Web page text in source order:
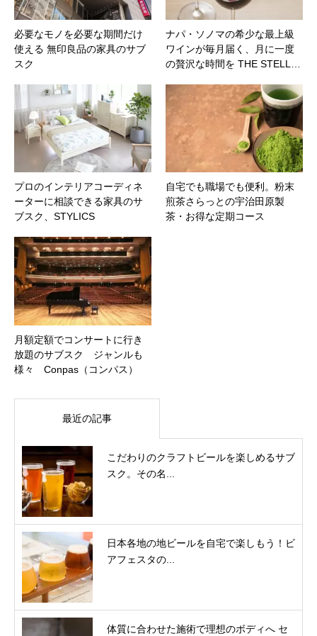
必要なモノを必要な期間だけ
使える 無印良品の家具のサブ
スク
ナパ・ソノマの希少な最上級
ワインが毎月届く、月に一度
の贅沢な時間を THE STELL…
プロのインテリアコーディネ
ーターに相談できる家具のサ
ブスク、STYLICS
自宅でも職場でも便利。粉末
煎茶さらっとの宇治田原製
茶・お得な定期コース
月額定額でコンサートに行き
放題のサブスク ジャンルも
様々 Conpas（コンパス）
最近の記事
こだわりのクラフトビールを楽しめるサブ
スク。その名...
日本各地の地ビールを自宅で楽しもう！ビ
アフェスタの...
体質に合わせた施術で理想のボディへ セ